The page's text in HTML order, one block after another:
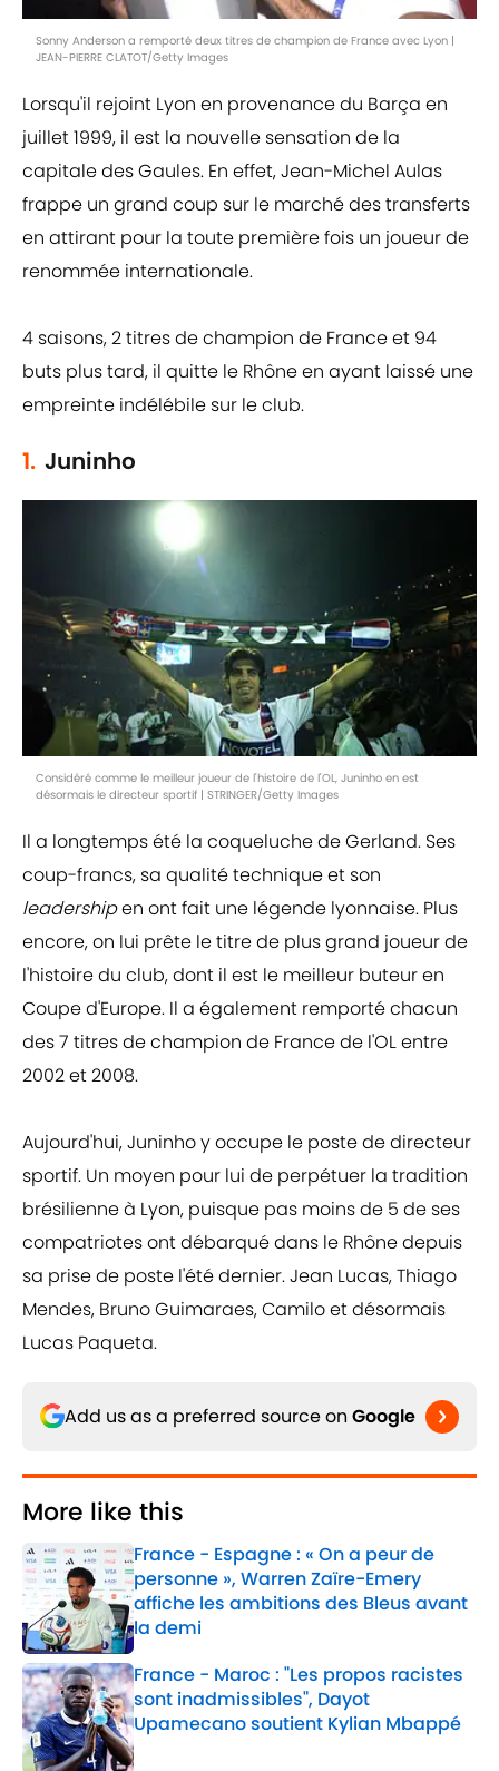
Sonny Anderson a remporté deux titres de champion de France avec Lyon |
JEAN-PIERRE CLATOT/Getty Images
Lorsqu'il rejoint Lyon en provenance du Barça en
juillet 1999, il est la nouvelle sensation de la
capitale des Gaules. En effet, Jean-Michel Aulas
frappe un grand coup sur le marché des transferts
en attirant pour la toute première fois un joueur de
renommée internationale.
4 saisons, 2 titres de champion de France et 94
buts plus tard, il quitte le Rhône en ayant laissé une
empreinte indélébile sur le club.
1. Juninho
Considéré comme le meilleur joueur de l'histoire de l'OL, Juninho en est
désormais le directeur sportif | STRINGER/Getty Images
Il a longtemps été la coqueluche de Gerland. Ses
coup-francs, sa qualité technique et son
leadershipen ont fait une légende lyonnaise. Plus
encore, on lui prête le titre de plus grand joueur de
l'histoire du club, dont il est le meilleur buteur en
Coupe d'Europe. Il a également remporté chacun
des 7 titres de champion de France de l'OL entre
2002 et 2008.
Aujourd'hui, Juninho y occupe le poste de directeur
sportif. Un moyen pour lui de perpétuer la tradition
brésilienne à Lyon, puisque pas moins de 5 de ses
compatriotes ont débarqué dans le Rhône depuis
sa prise de poste l'été dernier. Jean Lucas, Thiago
Mendes, Bruno Guimaraes, Camilo et désormais
Lucas Paqueta.
Add us as a preferred source on Google
More like this
France - Espagne : « On a peur de
personne », Warren Zaïre-Emery
affiche les ambitions des Bleus avant
la demi
Published by on Invalid Date
France - Maroc : "Les propos racistes
sont inadmissibles", Dayot
Upamecano soutient Kylian Mbappé
Published by on Invalid Date